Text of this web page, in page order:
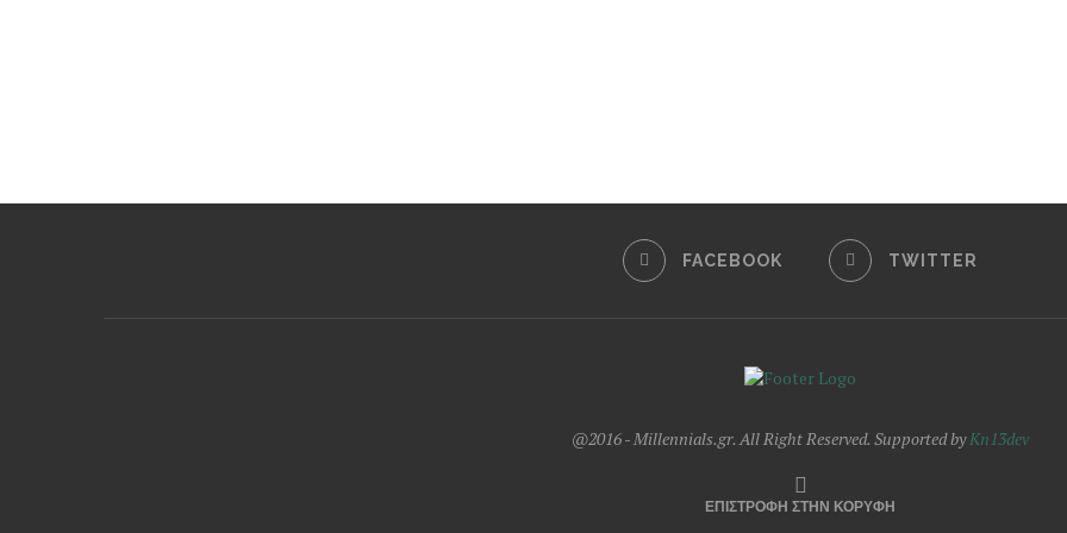
FACEBOOK TWITTER
@2016 - Millennials.gr. All Right Reserved. Supported byKn13dev
ΕΠΙΣΤΡΟΦΗ ΣΤΗΝ ΚΟΡΥΦΗ